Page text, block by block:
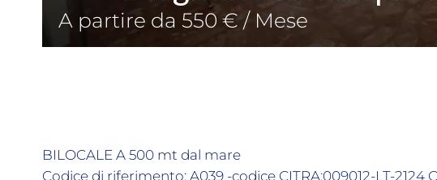
A partire da 550 € / Mese
BILOCALE A 500 mt dal mare
Codice di riferimento: A039 -codice CITRA:009012-LT-2124